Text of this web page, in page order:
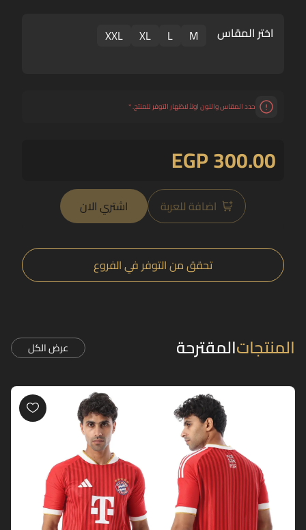
اختر المقاس M
L
XL
XXL
حدد المقاس واللون اولاً لاظهار التوفر للمنتج.*
EGP 300.00
اضافة للعربة اشتري الان
تحقق من التوفر في الفروع
المنتجاتالمقترحة عرض الكل